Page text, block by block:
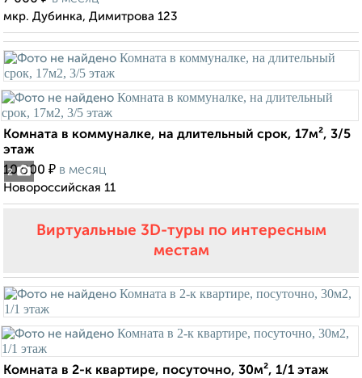
мкр. Дубинка, Димитрова 123
2
Комната в коммуналке, на длительный срок, 17м², 3/5
этаж
10 000 ₽ в месяц
Новороссийская 11
Виртуальные 3D-туры по интересным
местам
Комната в 2-к квартире, посуточно, 30м², 1/1 этаж